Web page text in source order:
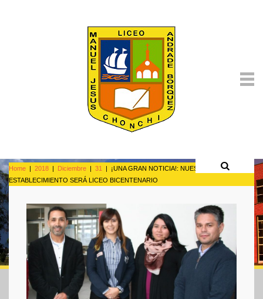
Home | 2018 | Diciembre | 31 | ¡UNA GRAN NOTICIA!: NUESTRO
ESTABLECIMIENTO SERÁ LICEO BICENTENARIO